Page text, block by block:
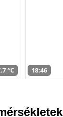
°C 18:46